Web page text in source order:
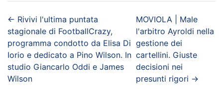
← Rivivi l'ultima puntata
stagionale di FootballCrazy,
programma condotto da Elisa Di
Iorio e dedicato a Pino Wilson. In
studio Giancarlo Oddi e James
Wilson
MOVIOLA | Male
l'arbitro Ayroldi nella
gestione dei
cartellini. Giuste
decisioni nei
presunti rigori →